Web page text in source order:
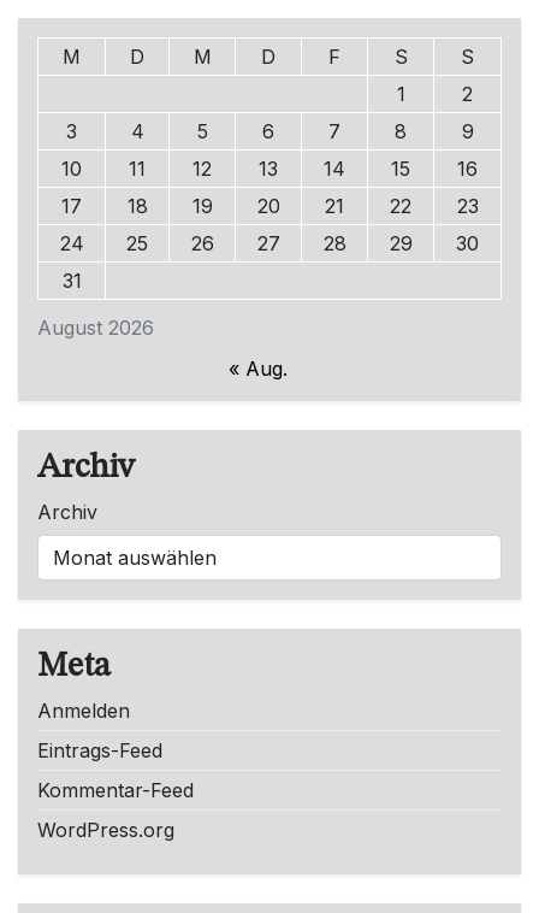
August 2026
M D M D F S
S
1
2
3
4 5 6 7 8
9
10
11 12 13 14 15
16
17
18 19 20 21 22
23
24
25 26 27 28 29
30
31
« Aug.
Archiv
Archiv
Meta
Anmelden
Eintrags-Feed
Kommentar-Feed
WordPress.org